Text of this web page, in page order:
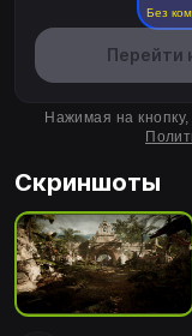
Без
Перейти
Нажимая на
Скриншоты